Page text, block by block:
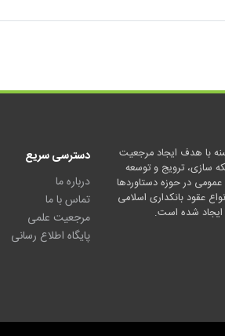
با هدف ایجاد مرجعیت
سازی، ترویج و توسعه
در حوزه دستاوردها
عقود بانکداری اسلامی
شده است.
دسترسی سریع
درباره ما
تماس با ما
مرجعیت علمی
پایگاه اطلاع رسانی